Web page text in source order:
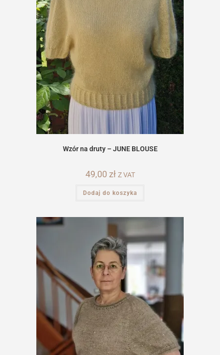
Wzór na druty – JUNE BLOUSE
49,00 zł Z VAT
Dodaj do koszyka